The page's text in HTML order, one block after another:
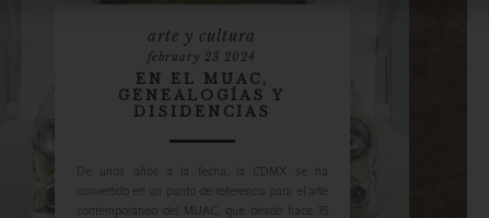
arte y cultura
february 23 2024
EN EL MUAC,
GENEALOGÍAS Y
DISIDENCIAS
De unos años a la fecha, la CDMX se ha
convertido en un punto de referencia para el arte
contemporáneo del MUAC, que desde hace 15